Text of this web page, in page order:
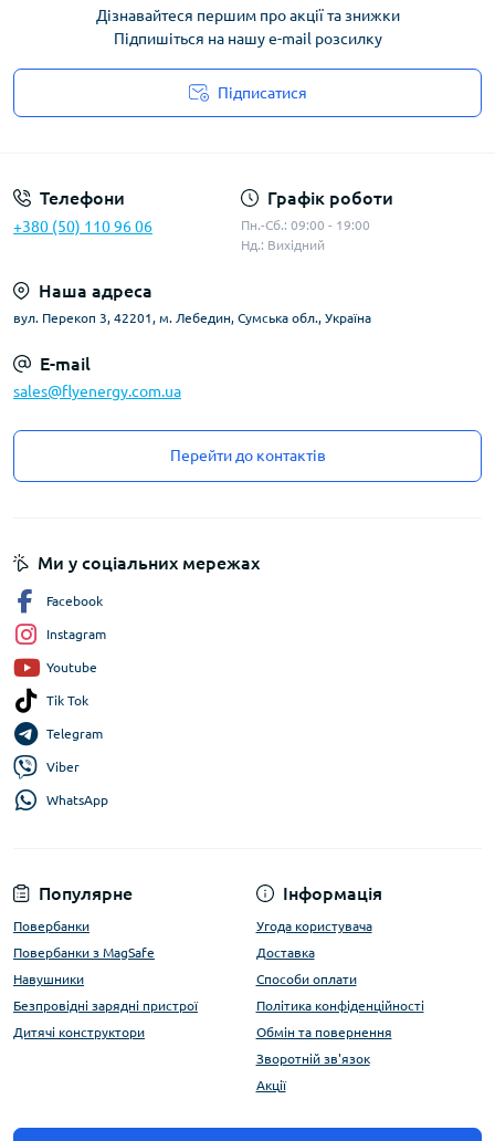
Дізнавайтеся першим про акції та знижки
Підпишіться на нашу e-mail розсилку
Підписатися
Телефони
+380 (50) 110 96 06
Графік роботи
Пн.-Сб.: 09:00 - 19:00
Нд.: Вихідний
Наша адреса
вул. Перекоп 3, 42201, м. Лебедин, Сумська обл., Україна
E-mail
sales@flyenergy.com.ua
Перейти до контактів
Популярне
Повербанки
Повербанки з MagSafe
Навушники
Безпровідні зарядні пристрої
Дитячі конструктори
Інформація
Угода користувача
Доставка
Способи оплати
Політика конфіденційності
Обмін та повернення
Зворотній зв'язок
Акції
Ми у соціальних мережах
Facebook
Instagram
Youtube
Tik Tok
Telegram
Viber
WhatsApp